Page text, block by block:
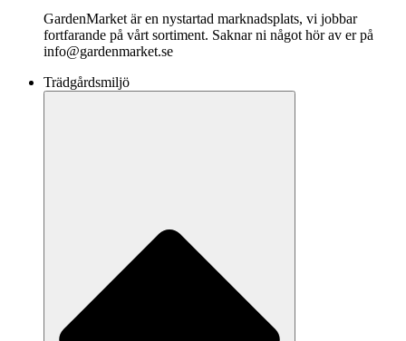
GardenMarket är en nystartad marknadsplats, vi jobbar
fortfarande på vårt sortiment. Saknar ni något hör av er på
info@gardenmarket.se
Trädgårdsmiljö